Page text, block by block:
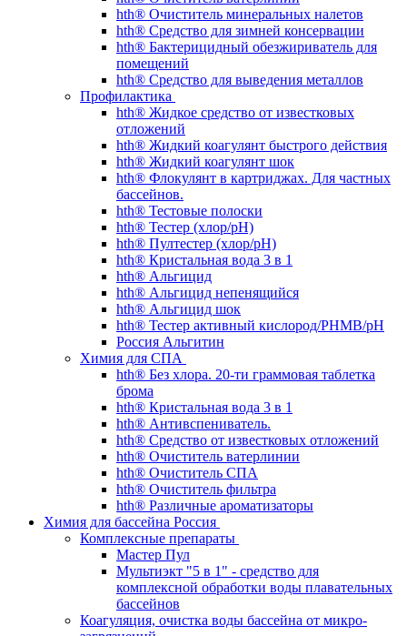
hth® Очиститель минеральных налетов
hth® Средство для зимней консервации
hth® Бактерицидный обезжириватель для
помещений
hth® Средство для выведения металлов
Профилактика
hth® Жидкое средство от известковых
отложений
hth® Жидкий коагулянт быстрого действия
hth® Жидкий коагулянт шок
hth® Флокулянт в картриджах. Для частных
бассейнов.
hth® Тестовые полоски
hth® Тестер (хлор/pH)
hth® Пултестер (хлор/pH)
hth® Кристальная вода 3 в 1
hth® Альгицид
hth® Альгицид непенящийся
hth® Альгицид шок
hth® Тестер активный кислород/PHMB/pH
Россия Альгитин
Химия для СПА
hth® Без хлора. 20-ти граммовая таблетка
брома
hth® Кристальная вода 3 в 1
hth® Антивспениватель.
hth® Средство от известковых отложений
hth® Очиститель ватерлинии
hth® Очиститель СПА
hth® Очиститель фильтра
hth® Различные ароматизаторы
Химия для бассейна Россия
Комплексные препараты
Мастер Пул
Мультиэкт "5 в 1" - средство для
комплексной обработки воды плавательных
бассейнов
Коагуляция, очистка воды бассейна от микро-